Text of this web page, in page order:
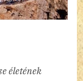
életének